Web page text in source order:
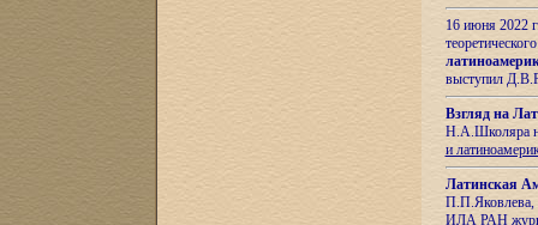
16 июня 2022
выступил
Взгляд на
Н.А.Школяра
и
Латинская
П.П.Яковлева,
ИЛА РАН